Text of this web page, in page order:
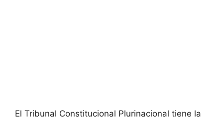
El Tribunal Constitucional Plurinacional tiene la